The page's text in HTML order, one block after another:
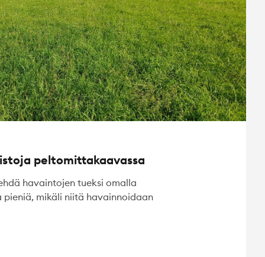
peltomittakaavassa
havaintojen tueksi omalla
mikäli niitä havainnoidaan